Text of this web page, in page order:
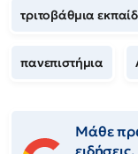
τριτοβάθμια
πανεπιστήμια
Μάθε